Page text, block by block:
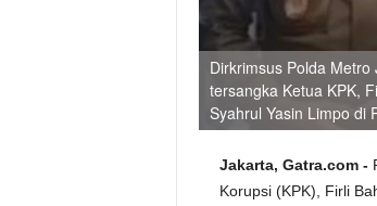
Dirkrimsus Polda
tersangka Ketua KPK,
Syahrul Yasin Limpo di
Jakarta, Gatra.com -
Korupsi (KPK), Firli